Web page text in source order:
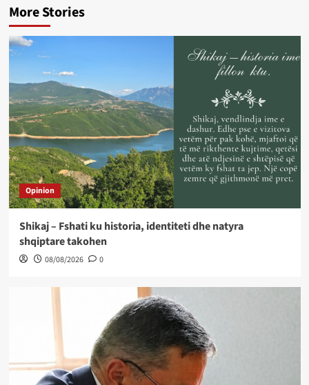
More Stories
Opinion
Shikaj – Fshati ku historia, identiteti dhe natyra
shqiptare takohen
08/08/2026 0